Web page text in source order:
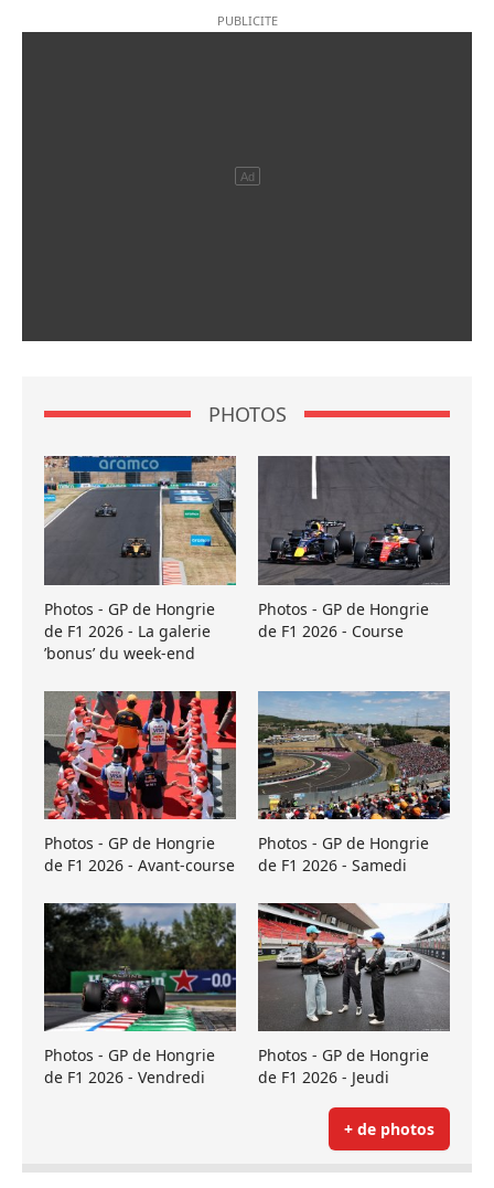
PHOTOS
Photos - GP de Hongrie
de F1 2026 - La galerie
’bonus’ du week-end
Photos - GP de Hongrie
de F1 2026 - Course
Photos - GP de Hongrie
de F1 2026 - Avant-course
Photos - GP de Hongrie
de F1 2026 - Samedi
Photos - GP de Hongrie
de F1 2026 - Vendredi
Photos - GP de Hongrie
de F1 2026 - Jeudi
+ de photos